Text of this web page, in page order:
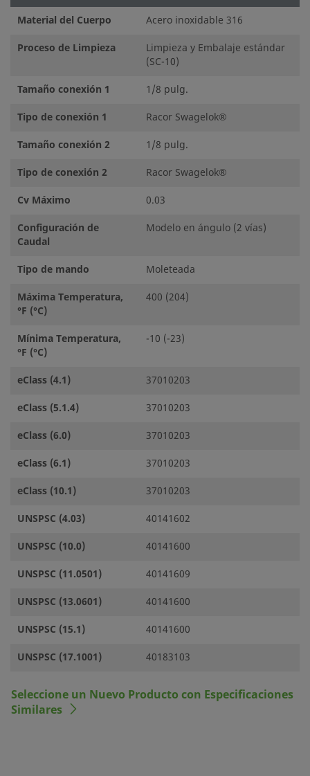
Material del Cuerpo
Acero inoxidable 316
Proceso de Limpieza
Limpieza y Embalaje estándar
(SC-10)
Tamaño conexión 1
1/8 pulg.
Tipo de conexión 1
Racor Swagelok®
Tamaño conexión 2
1/8 pulg.
Tipo de conexión 2
Racor Swagelok®
Cv Máximo
0.03
Configuración de
Caudal
Modelo en ángulo (2 vías)
Tipo de mando
Moleteada
Máxima Temperatura,
°F (°C)
400 (204)
Mínima Temperatura,
°F (°C)
-10 (-23)
eClass (4.1)
37010203
eClass (5.1.4)
37010203
eClass (6.0)
37010203
eClass (6.1)
37010203
eClass (10.1)
37010203
UNSPSC (4.03)
40141602
UNSPSC (10.0)
40141600
UNSPSC (11.0501)
40141609
UNSPSC (13.0601)
40141600
UNSPSC (15.1)
40141600
UNSPSC (17.1001)
40183103
Seleccione un Nuevo Producto con Especificaciones
Similares